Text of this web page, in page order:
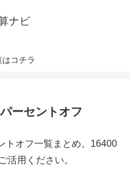
ナビ
コチラ
ーセントオフ
トオフ一覧まとめ。16400
活用ください。